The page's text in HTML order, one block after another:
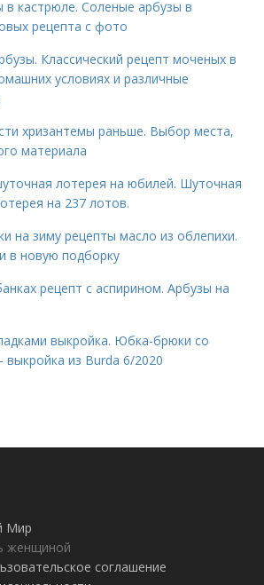
в кастрюле. Соленые арбузы в
рецепта с фото
Классический рецепт моченых в
условиях и различные
хризантемы раньше. Выбор места,
материала
лотерея на юбилей. Шуточная
на 237 лотов.
на зиму рецепты масло из облепихи.
в новую подборку
рецепт с аспирином. Арбузы на
выкройка. Юбка-брюки со
из Burda 6/2020
Мир
женщиной
соглашение